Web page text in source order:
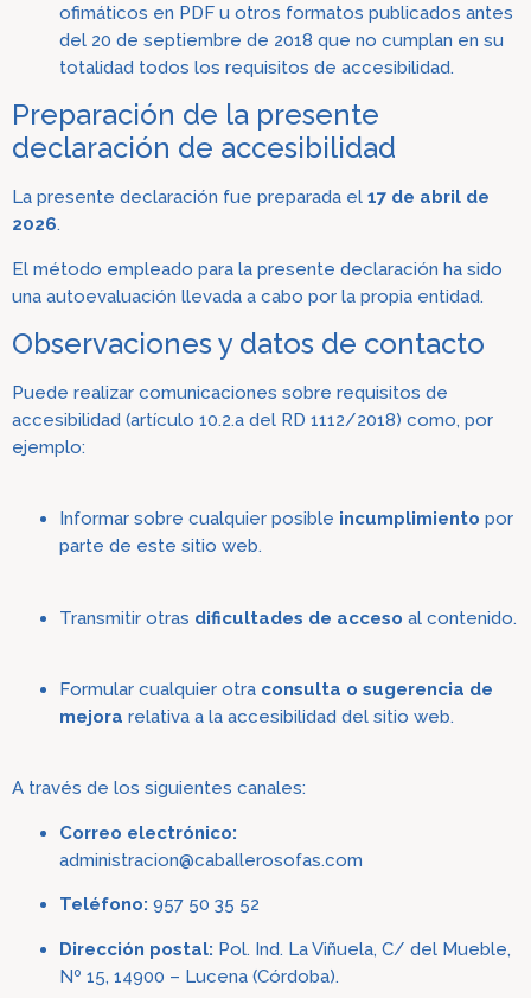
ofimáticos en PDF u otros formatos publicados antes
del 20 de septiembre de 2018 que no cumplan en su
totalidad todos los requisitos de accesibilidad.
Preparación de la presente
declaración de accesibilidad
La presente declaración fue preparada el 17 de abril de
2026.
El método empleado para la presente declaración ha sido
una autoevaluación llevada a cabo por la propia entidad.
Observaciones y datos de contacto
Puede realizar comunicaciones sobre requisitos de
accesibilidad (artículo 10.2.a del RD 1112/2018) como, por
ejemplo:
Informar sobre cualquier posible incumplimiento por
parte de este sitio web.
Transmitir otras dificultades de acceso al contenido.
Formular cualquier otra consulta o sugerencia de
mejora relativa a la accesibilidad del sitio web.
A través de los siguientes canales:
Correo electrónico:
administracion@caballerosofas.com
Teléfono: 957 50 35 52
Dirección postal: Pol. Ind. La Viñuela, C/ del Mueble,
Nº 15, 14900 – Lucena (Córdoba).